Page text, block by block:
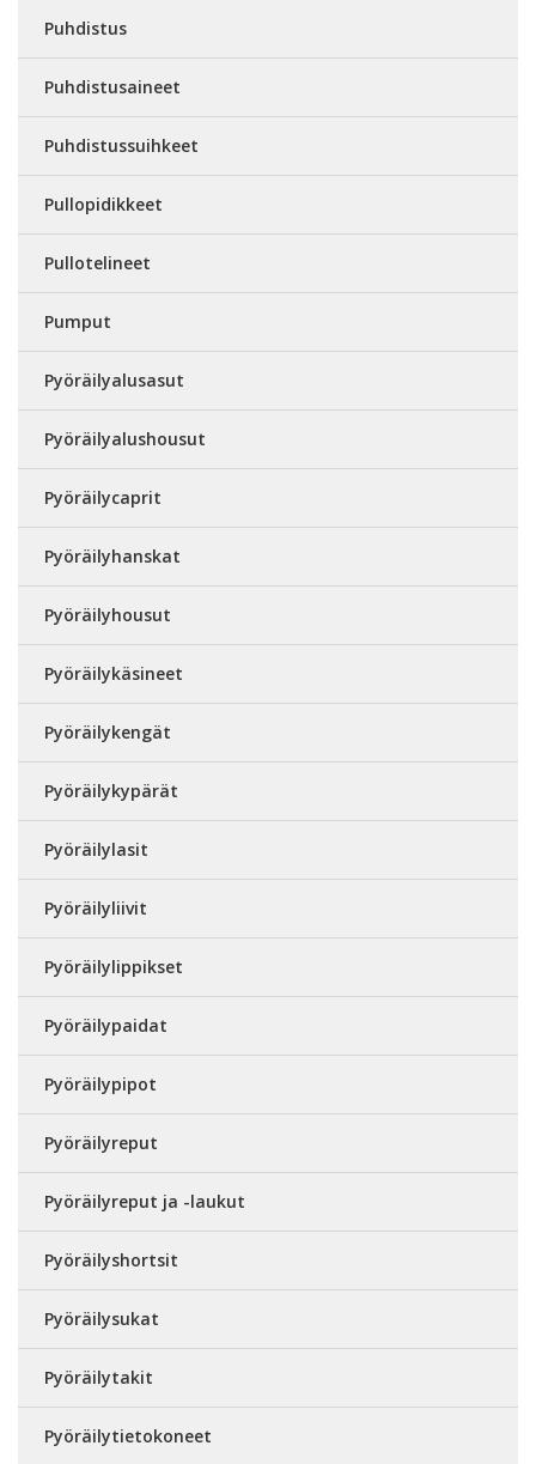
Puhdistus
Puhdistusaineet
Puhdistussuihkeet
Pullopidikkeet
Pullotelineet
Pumput
Pyöräilyalusasut
Pyöräilyalushousut
Pyöräilycaprit
Pyöräilyhanskat
Pyöräilyhousut
Pyöräilykäsineet
Pyöräilykengät
Pyöräilykypärät
Pyöräilylasit
Pyöräilyliivit
Pyöräilylippikset
Pyöräilypaidat
Pyöräilypipot
Pyöräilyreput
Pyöräilyreput ja -laukut
Pyöräilyshortsit
Pyöräilysukat
Pyöräilytakit
Pyöräilytietokoneet